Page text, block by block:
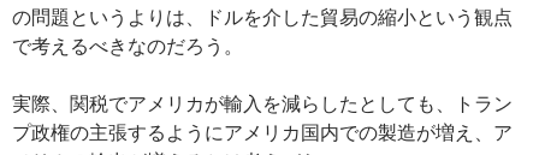
の問題というよりは、ドルを介した貿易の縮小という観点
で考えるべきなのだろう。
実際、関税でアメリカが輸入を減らしたとしても、トラン
プ政権の主張するようにアメリカ国内での製造が増え、ア